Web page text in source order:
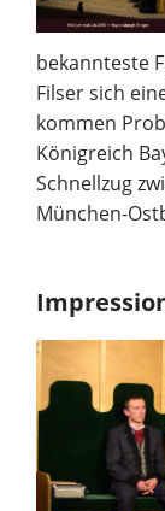
bekannteste
Filser sich
kommen
Königreich
Schnellzug
München-